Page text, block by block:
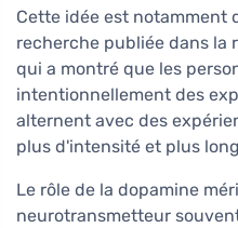
Cette idée est notamment
recherche publiée dans la
qui a montré que les
intentionnellement des
alternent avec des
plus d'intensité et plus
Le rôle de la dopamine
neurotransmetteur